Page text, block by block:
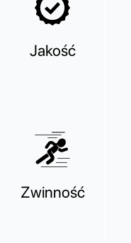
Jakość
Zwinność